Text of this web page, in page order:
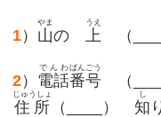
1） 山
やま
の 上
うえ
（
2） 電話
でんわ
番号
ばんごう
（
住所
じゅうしょ
（____） 知
し